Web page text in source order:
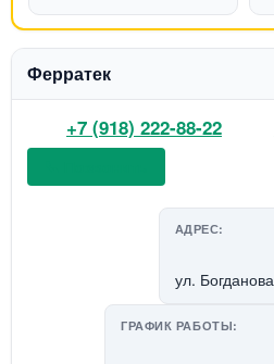
Ферратек
+7 (918) 222-88-22
АДРЕС:
ул.
ГРАФИК РАБОТЫ: